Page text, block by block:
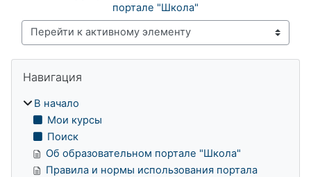
портале "Школа"
Перейти к активному элементу
Блоки
Навигация
В начало
Мои курсы
Поиск
Об образовательном портале "Школа"
Правила и нормы использования портала